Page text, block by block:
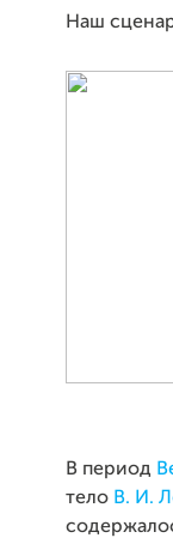
Наш
В период
тело В. И.